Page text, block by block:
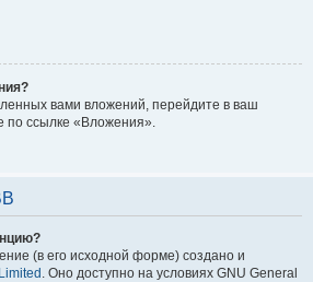
вами вложений, перейдите в ваш
по ссылке «Вложения».
(в его исходной форме) создано и
. Оно доступно на условиях GNU General